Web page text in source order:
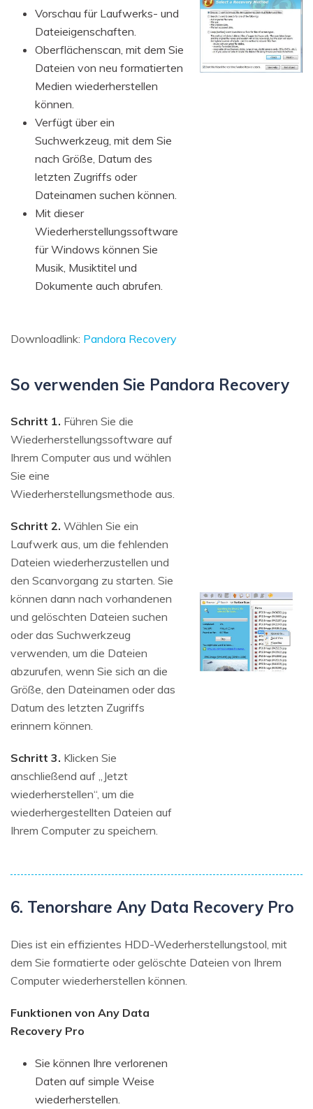
Vorschau für Laufwerks- und
Dateieigenschaften.
Oberflächenscan, mit dem Sie
Dateien von neu formatierten
Medien wiederherstellen
können.
Verfügt über ein
Suchwerkzeug, mit dem Sie
nach Größe, Datum des
letzten Zugriffs oder
Dateinamen suchen können.
Mit dieser
Wiederherstellungssoftware
für Windows können Sie
Musik, Musiktitel und
Dokumente auch abrufen.
Downloadlink: Pandora Recovery
So verwenden Sie Pandora Recovery
Schritt 1. Führen Sie die
Wiederherstellungssoftware auf
Ihrem Computer aus und wählen
Sie eine
Wiederherstellungsmethode aus.
Schritt 2. Wählen Sie ein
Laufwerk aus, um die fehlenden
Dateien wiederherzustellen und
den Scanvorgang zu starten. Sie
können dann nach vorhandenen
und gelöschten Dateien suchen
oder das Suchwerkzeug
verwenden, um die Dateien
abzurufen, wenn Sie sich an die
Größe, den Dateinamen oder das
Datum des letzten Zugriffs
erinnern können.
Schritt 3. Klicken Sie
anschließend auf „Jetzt
wiederherstellen“, um die
wiederhergestellten Dateien auf
Ihrem Computer zu speichern.
6. Tenorshare Any Data Recovery Pro
Dies ist ein effizientes HDD-Wederherstellungstool, mit
dem Sie formatierte oder gelöschte Dateien von Ihrem
Computer wiederherstellen können.
Funktionen von Any Data
Recovery Pro
Sie können Ihre verlorenen
Daten auf simple Weise
wiederherstellen.